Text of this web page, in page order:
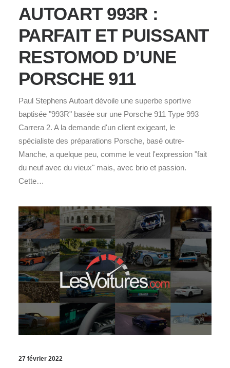
AUTOART 993R :
PARFAIT ET PUISSANT
RESTOMOD D’UNE
PORSCHE 911
Paul Stephens Autoart dévoile une superbe sportive
baptisée "993R" basée sur une Porsche 911 Type 993
Carrera 2. A la demande d'un client exigeant, le
spécialiste des préparations Porsche, basé outre-
Manche, a quelque peu, comme le veut l'expression "fait
du neuf avec du vieux" mais, avec brio et passion.
Cette…
27 février 2022